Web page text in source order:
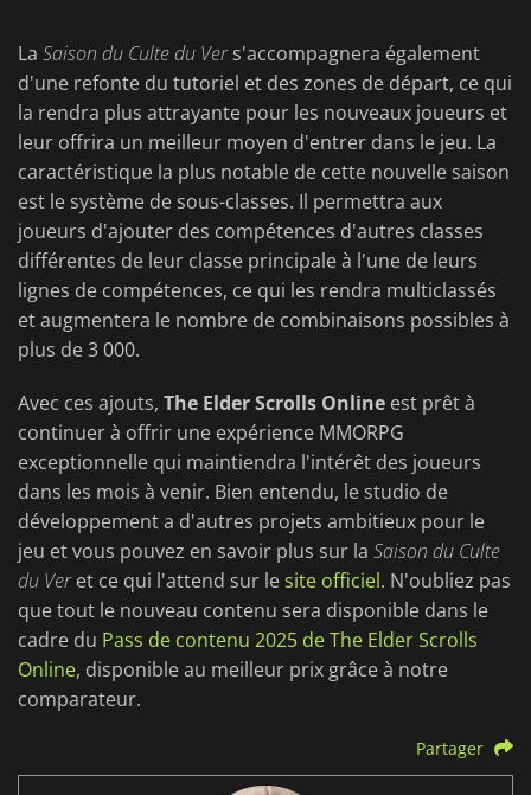
La Saison du Culte du Vers'accompagnera également
d'une refonte du tutoriel et des zones de départ, ce qui
la rendra plus attrayante pour les nouveaux joueurs et
leur offrira un meilleur moyen d'entrer dans le jeu. La
caractéristique la plus notable de cette nouvelle saison
est le système de sous-classes. Il permettra aux
joueurs d'ajouter des compétences d'autres classes
différentes de leur classe principale à l'une de leurs
lignes de compétences, ce qui les rendra multiclassés
et augmentera le nombre de combinaisons possibles à
plus de 3 000.
Avec ces ajouts, The Elder Scrolls Online est prêt à
continuer à offrir une expérience MMORPG
exceptionnelle qui maintiendra l'intérêt des joueurs
dans les mois à venir. Bien entendu, le studio de
développement a d'autres projets ambitieux pour le
jeu et vous pouvez en savoir plus sur la Saison du Culte
du Veret ce qui l'attend sur lesite officiel. N'oubliez pas
que tout le nouveau contenu sera disponible dans le
cadre du Pass de contenu 2025 de The Elder Scrolls
Online, disponible au meilleur prix grâce à notre
comparateur.
Partager